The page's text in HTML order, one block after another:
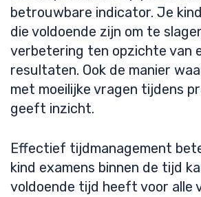
betrouwbare indicator. Je
die voldoende zijn om te
verbetering ten opzichte van
resultaten. Ook de manier
met moeilijke vragen tijdens
geeft inzicht.
Effectief tijdmanagement
kind examens binnen de tijd
voldoende tijd heeft voor alle